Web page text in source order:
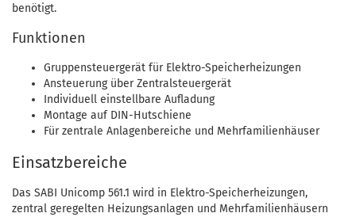
benötigt.
Funktionen
Gruppensteuergerät für Elektro-Speicherheizungen
Ansteuerung über Zentralsteuergerät
Individuell einstellbare Aufladung
Montage auf DIN-Hutschiene
Für zentrale Anlagenbereiche und Mehrfamilienhäuser
Einsatzbereiche
Das SABI Unicomp 561.1 wird in Elektro-Speicherheizungen,
zentral geregelten Heizungsanlagen und Mehrfamilienhäusern